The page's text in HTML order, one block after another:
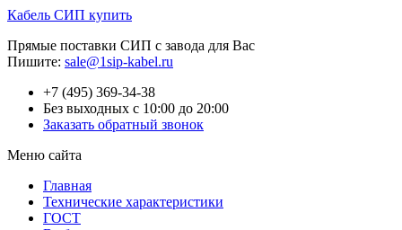
Кабель СИП купить
Прямые поставки СИП с завода для Вас
Пишите: sale@1sip-kabel.ru
+7 (495) 369-34-38
Без выходных с 10:00 до 20:00
Заказать обратный звонок
Меню сайта
Главная
Технические характеристики
ГОСТ